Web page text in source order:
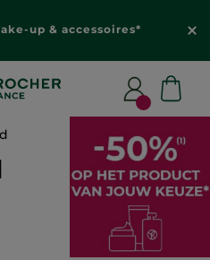
up & accessoires*